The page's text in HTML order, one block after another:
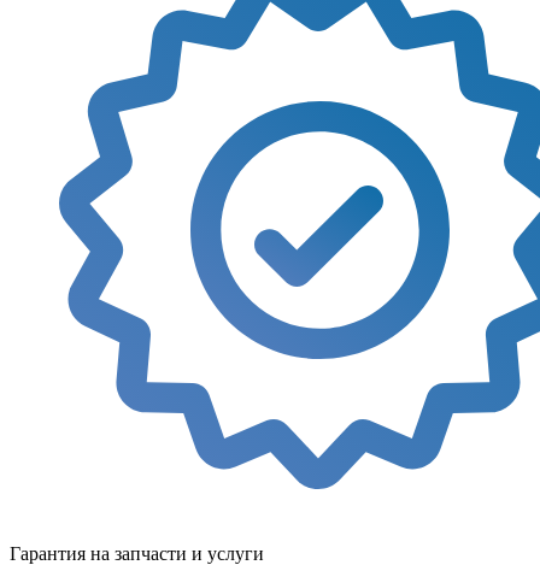
Гарантия на запчасти и услуги